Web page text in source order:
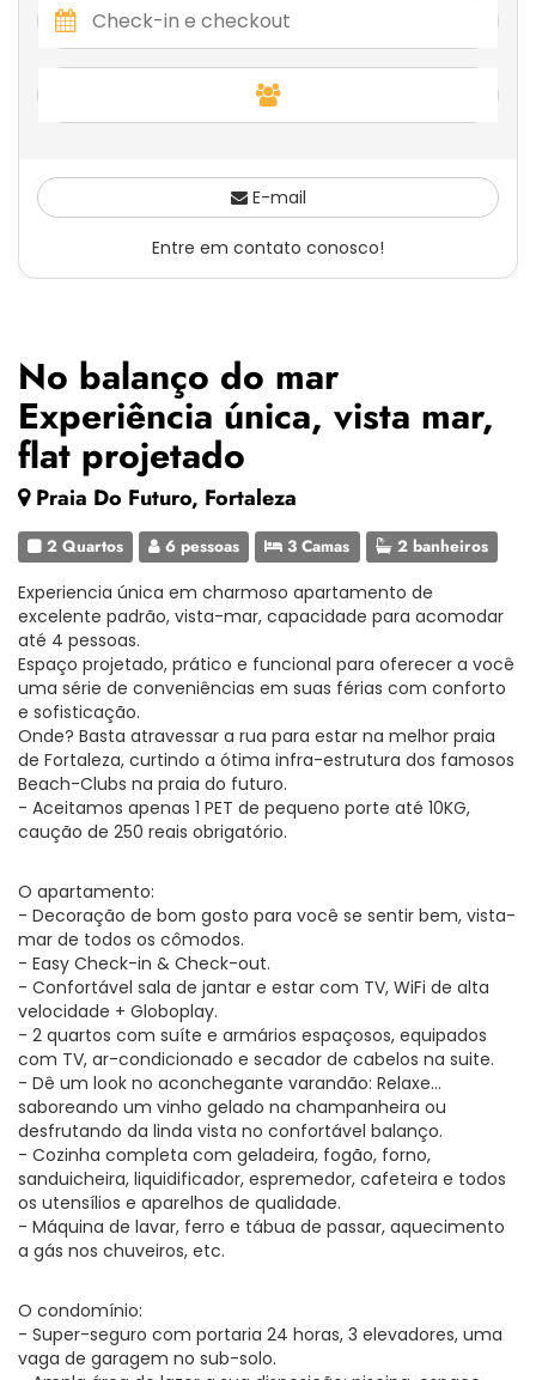
No balanço do mar
Experiência única, vista mar,
flat projetado
Praia Do Futuro, Fortaleza
2 Quartos 6 pessoas 3 Camas 2 banheiros
Experiencia única em charmoso apartamento de
excelente padrão, vista-mar, capacidade para acomodar
até 4 pessoas.
Espaço projetado, prático e funcional para oferecer a você
uma série de conveniências em suas férias com conforto
e sofisticação.
Onde? Basta atravessar a rua para estar na melhor praia
de Fortaleza, curtindo a ótima infra-estrutura dos famosos
Beach-Clubs na praia do futuro.
- Aceitamos apenas 1 PET de pequeno porte até 10KG,
caução de 250 reais obrigatório.
O apartamento:
- Decoração de bom gosto para você se sentir bem, vista-
mar de todos os cômodos.
- Easy Check-in & Check-out.
- Confortável sala de jantar e estar com TV, WiFi de alta
velocidade + Globoplay.
- 2 quartos com suíte e armários espaçosos, equipados
com TV, ar-condicionado e secador de cabelos na suite.
- Dê um look no aconchegante varandão: Relaxe…
saboreando um vinho gelado na champanheira ou
desfrutando da linda vista no confortável balanço.
- Cozinha completa com geladeira, fogão, forno,
sanduicheira, liquidificador, espremedor, cafeteira e todos
os utensílios e aparelhos de qualidade.
- Máquina de lavar, ferro e tábua de passar, aquecimento
a gás nos chuveiros, etc.
O condomínio:
- Super-seguro com portaria 24 horas, 3 elevadores, uma
vaga de garagem no sub-solo.
E-mail
Entre em contato conosco!